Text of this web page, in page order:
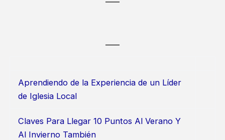
Aprendiendo de la Experiencia de un Líder
de Iglesia Local
Claves Para Llegar 10 Puntos Al Verano Y
Al Invierno También